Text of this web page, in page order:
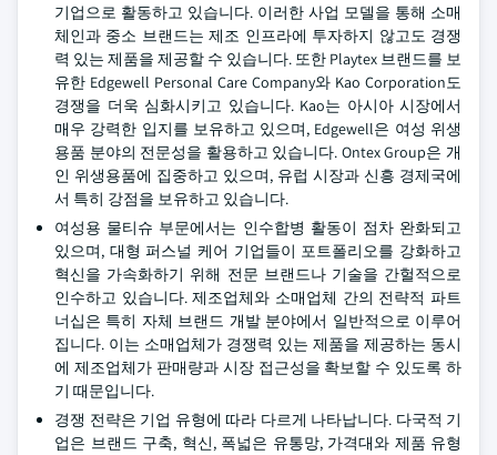
기업으로 활동하고 있습니다. 이러한 사업 모델을 통해 소매
체인과 중소 브랜드는 제조 인프라에 투자하지 않고도 경쟁
력 있는 제품을 제공할 수 있습니다. 또한 Playtex 브랜드를 보
유한 Edgewell Personal Care Company와 Kao Corporation도
경쟁을 더욱 심화시키고 있습니다. Kao는 아시아 시장에서
매우 강력한 입지를 보유하고 있으며, Edgewell은 여성 위생
용품 분야의 전문성을 활용하고 있습니다. Ontex Group은 개
인 위생용품에 집중하고 있으며, 유럽 시장과 신흥 경제국에
서 특히 강점을 보유하고 있습니다.
여성용 물티슈 부문에서는 인수합병 활동이 점차 완화되고
있으며, 대형 퍼스널 케어 기업들이 포트폴리오를 강화하고
혁신을 가속화하기 위해 전문 브랜드나 기술을 간헐적으로
인수하고 있습니다. 제조업체와 소매업체 간의 전략적 파트
너십은 특히 자체 브랜드 개발 분야에서 일반적으로 이루어
집니다. 이는 소매업체가 경쟁력 있는 제품을 제공하는 동시
에 제조업체가 판매량과 시장 접근성을 확보할 수 있도록 하
기 때문입니다.
경쟁 전략은 기업 유형에 따라 다르게 나타납니다. 다국적 기
업은 브랜드 구축, 혁신, 폭넓은 유통망, 가격대와 제품 유형